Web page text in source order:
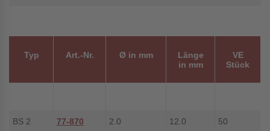
Typ Art.-Nr. Ø in mm
Länge
in mm
VE
Stück
BS 2 77-870 2.0 12.0 50